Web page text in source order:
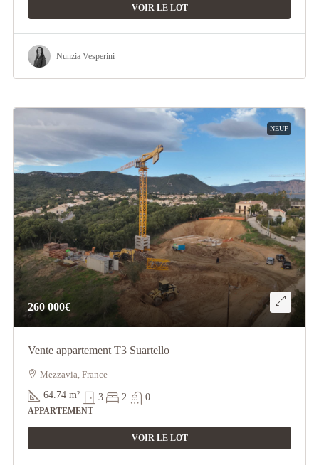
VOIR LE LOT
Nunzia Vesperini
NEUF
260 000€
Vente appartement T3 Suartello
Mezzavia, France
64.74 m² 3 2 0
APPARTEMENT
VOIR LE LOT